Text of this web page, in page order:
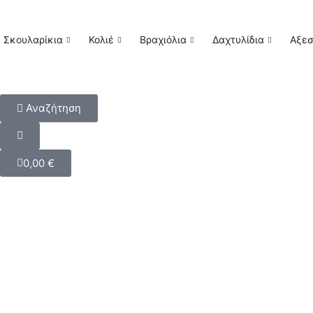
Σκουλαρίκια Κολιέ Βραχιόλια Δαχτυλίδια
Αναζήτηση
0,00 €